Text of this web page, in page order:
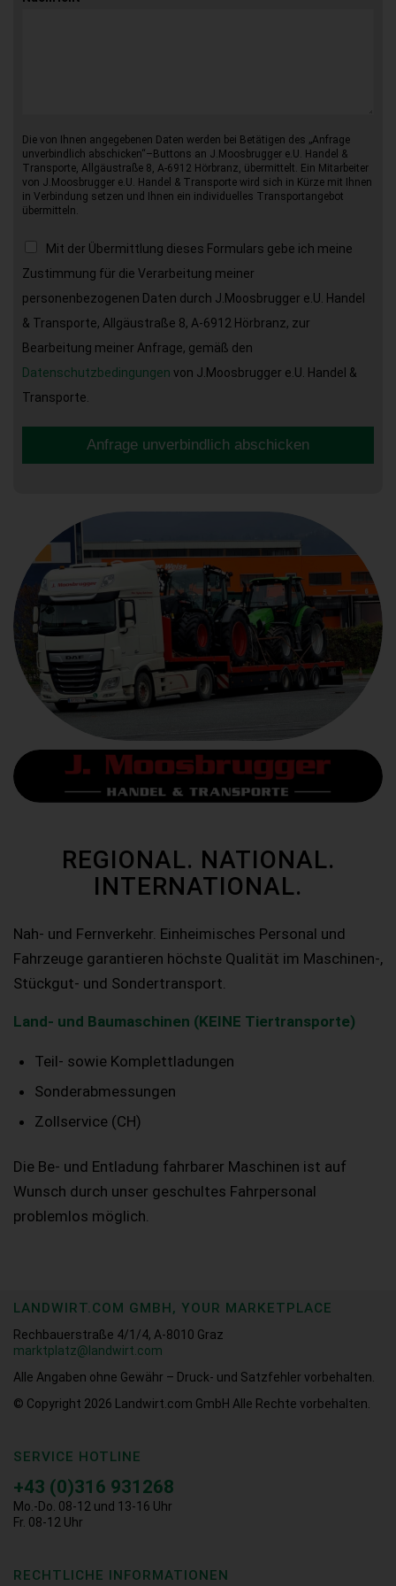
Die von Ihnen angegebenen Daten werden bei Betätigen des „Anfrage
unverbindlich abschicken“–Buttons an J.Moosbrugger e.U. Handel &
Transporte, Allgäustraße 8, A-6912 Hörbranz, übermittelt. Ein Mitarbeiter
von J.Moosbrugger e.U. Handel & Transporte wird sich in Kürze mit Ihnen
in Verbindung setzen und Ihnen ein individuelles Transportangebot
übermitteln.
Mit der Übermittlung dieses Formulars gebe ich meine
Zustimmung für die Verarbeitung meiner
personenbezogenen Daten durch J.Moosbrugger e.U. Handel
& Transporte, Allgäustraße 8, A-6912 Hörbranz, zur
Bearbeitung meiner Anfrage, gemäß den
Datenschutzbedingungen von J.Moosbrugger e.U. Handel &
Transporte.
Anfrage unverbindlich abschicken
REGIONAL. NATIONAL.
INTERNATIONAL.
Nah- und Fernverkehr. Einheimisches Personal und
Fahrzeuge garantieren höchste Qualität im Maschinen-,
Stückgut- und Sondertransport.
Land- und Baumaschinen (KEINE Tiertransporte)
Teil- sowie Komplettladungen
Sonderabmessungen
Zollservice (CH)
Die Be- und Entladung fahrbarer Maschinen ist auf
Wunsch durch unser geschultes Fahrpersonal
problemlos möglich.
LANDWIRT.COM GMBH, YOUR MARKETPLACE
Rechbauerstraße 4/1/4, A-8010 Graz
marktplatz@landwirt.com
Alle Angaben ohne Gewähr – Druck- und Satzfehler vorbehalten.
© Copyright 2026
Landwirt.com GmbH Alle Rechte vorbehalten.
SERVICE HOTLINE
+43 (0)316 931268
Mo.-Do. 08-12 und 13-16 Uhr
Fr. 08-12 Uhr
RECHTLICHE INFORMATIONEN